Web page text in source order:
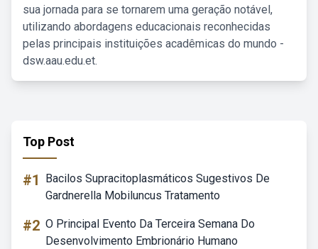
sua jornada para se tornarem uma geração notável,
utilizando abordagens educacionais reconhecidas
pelas principais instituições acadêmicas do mundo -
dsw.aau.edu.et.
Top Post
#1
Bacilos Supracitoplasmáticos Sugestivos De
Gardnerella Mobiluncus Tratamento
#2 O Principal Evento Da Terceira Semana Do
Desenvolvimento Embrionário Humano